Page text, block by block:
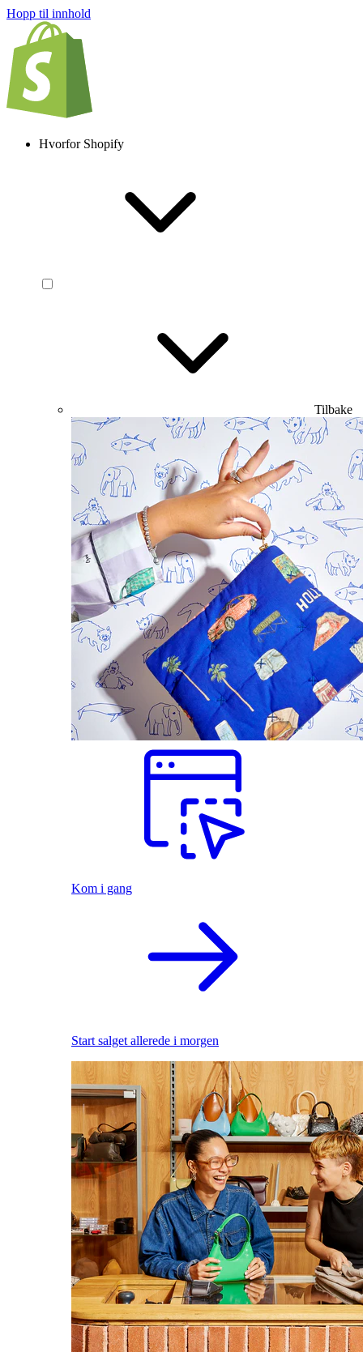
Hopp til innhold
Hvorfor Shopify
Tilbake
Kom i gang
Start salget allerede i morgen